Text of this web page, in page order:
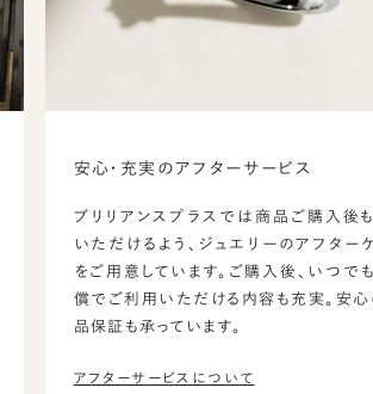
安心・充実のアフターサービス
ブリリアンスプラスでは商品ご購入後
いただけるよう、ジュエリーのアフター
をご用意しています。ご購入後、いつで
償でご利用いただける内容も充実。安
品保証も承っています。
アフターサービスについて